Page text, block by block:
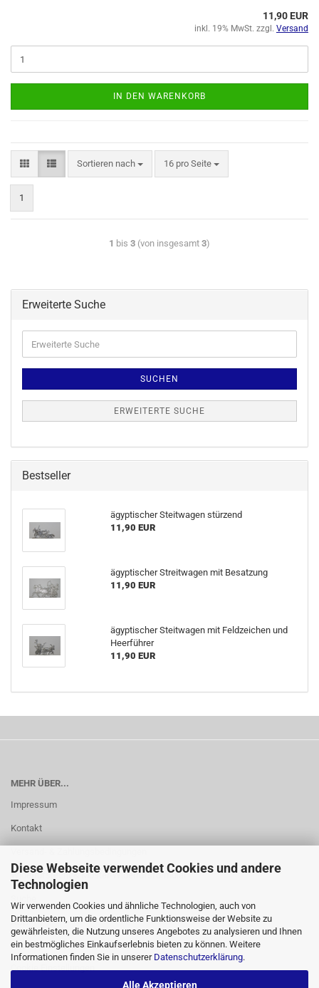
Diese Webseite verwendet Cookies und andere
Technologien
Wir verwenden Cookies und ähnliche Technologien, auch von
Drittanbietern, um die ordentliche Funktionsweise der Website zu
gewährleisten, die Nutzung unseres Angebotes zu analysieren und Ihnen
ein bestmögliches Einkaufserlebnis bieten zu können. Weitere
Informationen finden Sie in unserer Datenschutzerklärung.
Alle Akzeptieren
11,90 EUR
inkl. 19% MwSt. zzgl. Versand
IN DEN WARENKORB
Sortieren nach 16 pro Seite
1
1 bis 3 (von insgesamt 3)
Erweiterte Suche
SUCHEN
ERWEITERTE SUCHE
Bestseller
ägyptischer Steitwagen stürzend
11,90 EUR
ägyptischer Streitwagen mit Besatzung
11,90 EUR
ägyptischer Steitwagen mit Feldzeichen und
Heerführer
11,90 EUR
MEHR ÜBER...
Impressum
Kontakt
Widerrufsrecht & Muster-Widerrufsformular
AGB
Privatsphäre und Datenschutz
Cookie Einstellungen